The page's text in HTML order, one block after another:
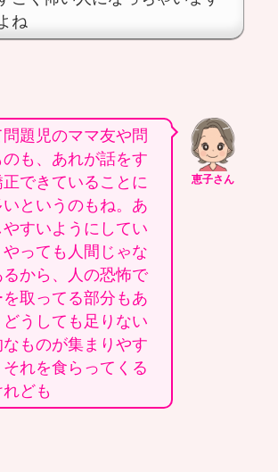
ね
恵子さん
題児のママ友や問
も、あれが話をす
できていることに
というのもね。あ
すいようにしてい
っても人間じゃな
から、人の恐怖で
取ってる部分もあ
うしても足りない
ものが集まりやす
れを食らってくる
ども